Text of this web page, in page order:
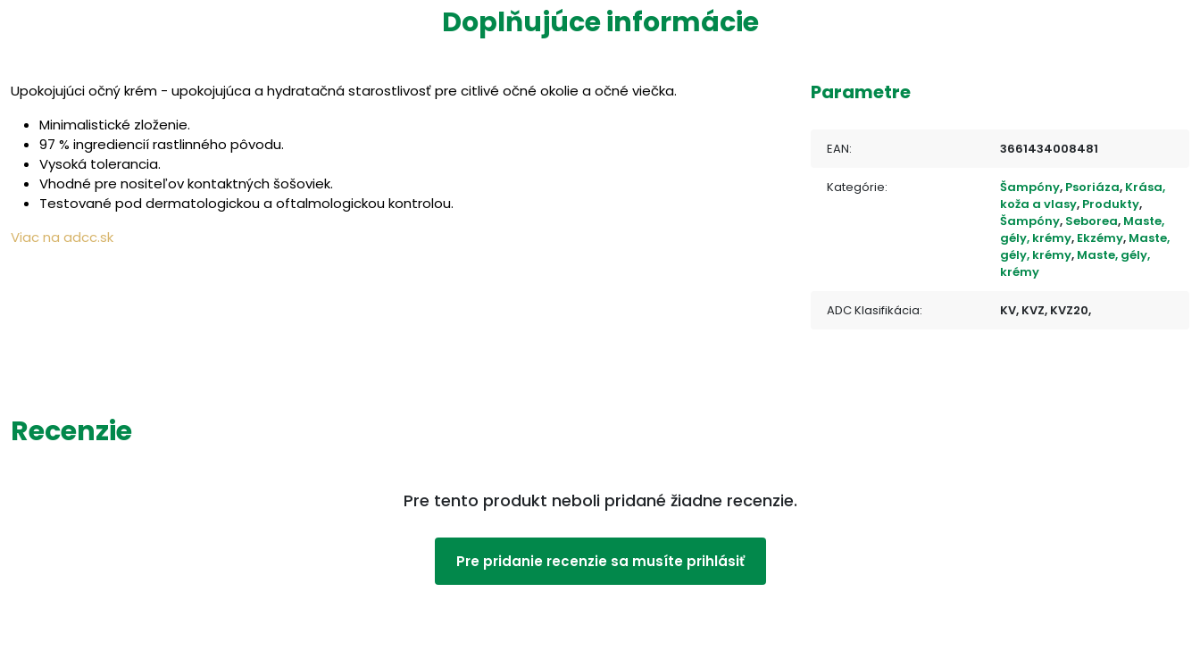
Doplňujúce informácie
Upokojujúci očný krém - upokojujúca a hydratačná starostlivosť pre citlivé očné okolie a očné viečka.
Minimalistické zloženie.
97 % ingrediencií rastlinného pôvodu.
Vysoká tolerancia.
Vhodné pre nositeľov kontaktných šošoviek.
Testované pod dermatologickou a oftalmologickou kontrolou.
Viac na adcc.sk
Parametre
EAN: 3661434008481
Kategórie: Šampóny, Psoriáza, Krása,
koža a vlasy, Produkty,
Šampóny, Seborea, Maste,
gély, krémy, Ekzémy, Maste,
gély, krémy, Maste, gély,
krémy
ADC Klasifikácia: KV, KVZ, KVZ20,
Recenzie
Pre tento produkt neboli pridané žiadne recenzie.
Pre pridanie recenzie sa musíte prihlásiť